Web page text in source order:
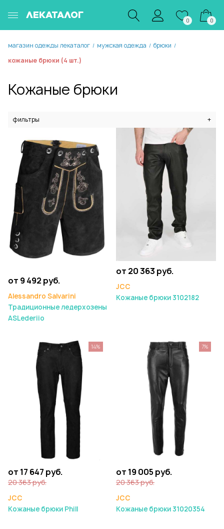
ЛЕКАТАЛОГ
0 0
магазин одежды лекаталог / мужская одежда / брюки /
кожаные брюки (4 шт.)
Кожаные брюки
фильтры +
от 9 492 руб.
Alessandro Salvarini
Традиционные ледерхозены
ASLederiio
от 20 363 руб.
JCC
Кожаные брюки 3102182
от 17 647 руб.
20 363 руб.
JCC
Кожаные брюки Phill
14%
от 19 005 руб.
20 363 руб.
JCC
Кожаные брюки 31020354
7%